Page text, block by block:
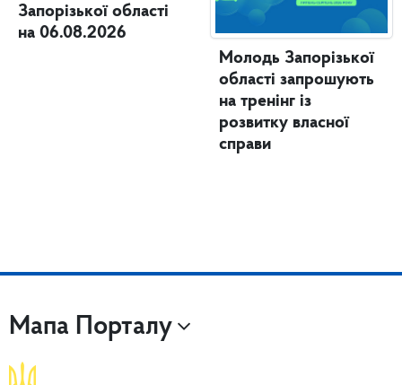
Запорізької області
на 06.08.2026
Молодь Запорізької
області запрошують
на тренінг із
розвитку власної
справи
Мапа Порталу